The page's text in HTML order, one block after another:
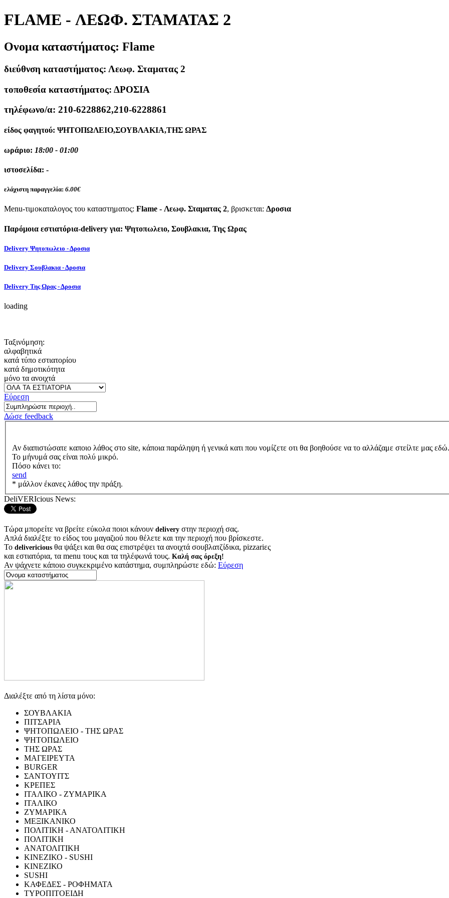
FLAME - ΛΕΩΦ. ΣΤΑΜΑΤΑΣ 2
Ονομα καταστήματος: Flame
διεύθνση καταστήματος: Λεωφ. Σταματας 2
τοποθεσία καταστήματος: ΔΡΟΣΙΑ
τηλέφωνο/α: 210-6228862,210-6228861
είδος φαγητού: ΨΗΤΟΠΩΛΕΙΟ,ΣΟΥΒΛΑΚΙΑ,ΤΗΣ ΩΡΑΣ
ωράριο: 18:00 - 01:00
ιστοσελίδα: -
ελάχιστη παραγγελία: 6.00€
Menu-τιμοκαταλογος του καταστηματος: Flame - Λεωφ. Σταματας 2, βρισκεται: Δροσια
Παρόμοια εστιατόρια-delivery για: Ψητοπωλειο, Σουβλακια, Της Ωρας
Delivery Ψητοπωλειο - Δροσια
Delivery Σουβλακια - Δροσια
Delivery Της Ωρας - Δροσια
loading
Ταξινόμηση:
αλφαβητικά
κατά τύπο εστιατορίου
κατά δημοτικότητα
μόνο τα ανοιχτά
Εύρεση
Δώσε feedback
Αν διαπιστώσατε καποιο λάθος στο site, κάποια παράληψη ή γενικά κατι που νομίζετε οτι θα βοηθούσε να το αλλάζαμε στείλτε μας
Το μήνυμά σας είναι πολύ μικρό.
Πόσο κάνει το:
send
* μάλλον έκανες λάθος την πράξη.
DeliVERIcious News:
Τώρα μπορείτε να βρείτε εύκολα ποιοι κάνουν delivery στην περιοχή σας.
Απλά διαλέξτε το είδος του μαγαζιού που θέλετε και την περιοχή που βρίσκεστε.
Το delivericious θα ψάξει και θα σας επιστρέψει τα ανοιχτά σουβλατζίδικα, pizzariες
και εστιατόρια, τα menu τους και τα τηλέφωνά τους. Καλή σας όρεξη!
Αν ψάχνετε κάποιο συγκεκριμένο κατάστημα, συμπληρώστε εδώ: Εύρεση
Διαλέξτε από τη λίστα μόνο:
ΣΟΥΒΛΑΚΙΑ
ΠΙΤΣΑΡΙΑ
ΨΗΤΟΠΩΛΕΙΟ - ΤΗΣ ΩΡΑΣ
ΨΗΤΟΠΩΛΕΙΟ
ΤΗΣ ΩΡΑΣ
ΜΑΓΕΙΡΕΥΤΑ
BURGER
ΣΑΝΤΟΥΙΤΣ
ΚΡΕΠΕΣ
ΙΤΑΛΙΚΟ - ΖΥΜΑΡΙΚΑ
ΙΤΑΛΙΚΟ
ΖΥΜΑΡΙΚΑ
ΜΕΞΙΚΑΝΙΚΟ
ΠΟΛΙΤΙΚΗ - ΑΝΑΤΟΛΙΤΙΚΗ
ΠΟΛΙΤΙΚΗ
ΑΝΑΤΟΛΙΤΙΚΗ
ΚΙΝΕΖΙΚΟ - SUSHI
ΚΙΝΕΖΙΚΟ
SUSHI
ΚΑΦΕΔΕΣ - ΡΟΦΗΜΑΤΑ
ΤΥΡΟΠΙΤΟΕΙΔΗ